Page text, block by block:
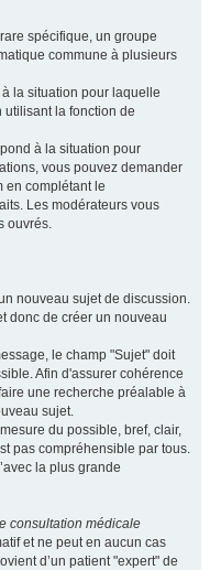
spécifique, un groupe
commune à plusieurs
la situation pour laquelle
la fonction de
à la situation pour
vous pouvez demander
en complétant le
Les modérateurs vous
ouvrés.
nouveau sujet de discussion.
donc de créer un nouveau
le champ "Sujet" doit
Afin d'assurer cohérence
une recherche préalable à
sujet.
du possible, bref, clair,
pas compréhensible par tous.
la plus grande
consultation médicale
et ne peut en aucun cas
d’un patient "expert" de